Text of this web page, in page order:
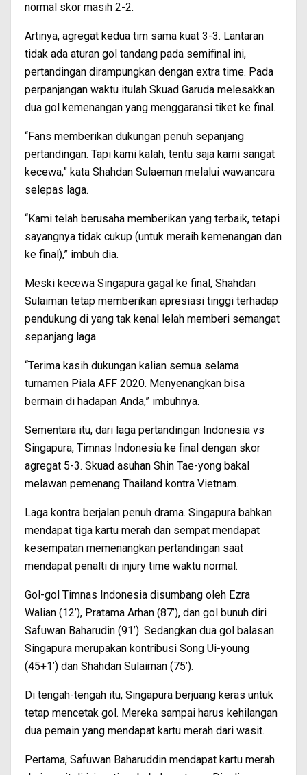
normal skor masih 2-2.
Artinya, agregat kedua tim sama kuat 3-3. Lantaran
tidak ada aturan gol tandang pada semifinal ini,
pertandingan dirampungkan dengan extra time. Pada
perpanjangan waktu itulah Skuad Garuda melesakkan
dua gol kemenangan yang menggaransi tiket ke final.
“Fans memberikan dukungan penuh sepanjang
pertandingan. Tapi kami kalah, tentu saja kami sangat
kecewa,” kata Shahdan Sulaeman melalui wawancara
selepas laga.
“Kami telah berusaha memberikan yang terbaik, tetapi
sayangnya tidak cukup (untuk meraih kemenangan dan
ke final),” imbuh dia.
Meski kecewa Singapura gagal ke final, Shahdan
Sulaiman tetap memberikan apresiasi tinggi terhadap
pendukung di yang tak kenal lelah memberi semangat
sepanjang laga.
“Terima kasih dukungan kalian semua selama
turnamen Piala AFF 2020. Menyenangkan bisa
bermain di hadapan Anda,” imbuhnya.
Sementara itu, dari laga pertandingan Indonesia vs
Singapura, Timnas Indonesia ke final dengan skor
agregat 5-3. Skuad asuhan Shin Tae-yong bakal
melawan pemenang Thailand kontra Vietnam.
Laga kontra berjalan penuh drama. Singapura bahkan
mendapat tiga kartu merah dan sempat mendapat
kesempatan memenangkan pertandingan saat
mendapat penalti di injury time waktu normal.
Gol-gol Timnas Indonesia disumbang oleh Ezra
Walian (12’), Pratama Arhan (87’), dan gol bunuh diri
Safuwan Baharudin (91’). Sedangkan dua gol balasan
Singapura merupakan kontribusi Song Ui-young
(45+1’) dan Shahdan Sulaiman (75’).
Di tengah-tengah itu, Singapura berjuang keras untuk
tetap mencetak gol. Mereka sampai harus kehilangan
dua pemain yang mendapat kartu merah dari wasit.
Pertama, Safuwan Baharuddin mendapat kartu merah